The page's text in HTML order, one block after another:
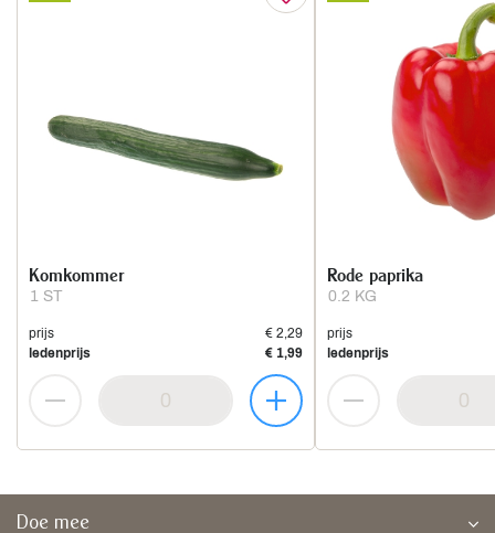
1 ST
Komkommer
prijs
€ 2,29
ledenprijs
€ 1,99
0.2 KG
Rode paprika
prijs
ledenprijs
Doe mee